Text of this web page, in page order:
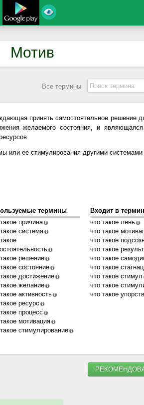
Мотив
Все термины
принять самостоятельное решение
желаемого состояния, и
или ее стимулирования другими системами
термины
причина
система
решение
состояние
достижение
желание
активность
ресурс
процесс
мотивация
стимулирование
Входит в
что такое лень
что такое
что такое
что такое
что такое
что такое
что такое стимул
что такое
что такое